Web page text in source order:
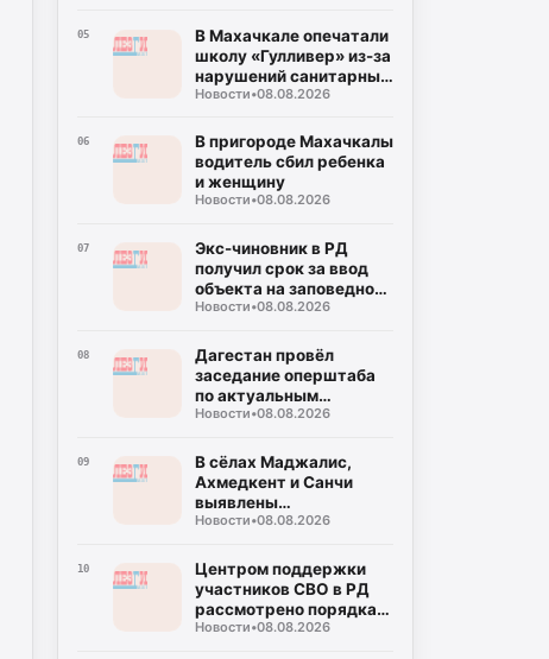
05
В Махачкале опечатали
школу «Гулливер» из-за
нарушений санитарных
норм
Новости•08.08.2026
06
В пригороде Махачкалы
водитель сбил ребенка
и женщину
Новости•08.08.2026
07
Экс-чиновник в РД
получил срок за ввод
объекта на заповедной
земле
Новости•08.08.2026
08
Дагестан провёл
заседание оперштаба
по актуальным
вопросам
Новости•08.08.2026
09
В сёлах Маджалис,
Ахмедкент и Санчи
выявлены
несанкционированные
Новости•08.08.2026
10
Центром поддержки
участников СВО в РД
рассмотрено порядка
тысячи запросов
Новости•08.08.2026